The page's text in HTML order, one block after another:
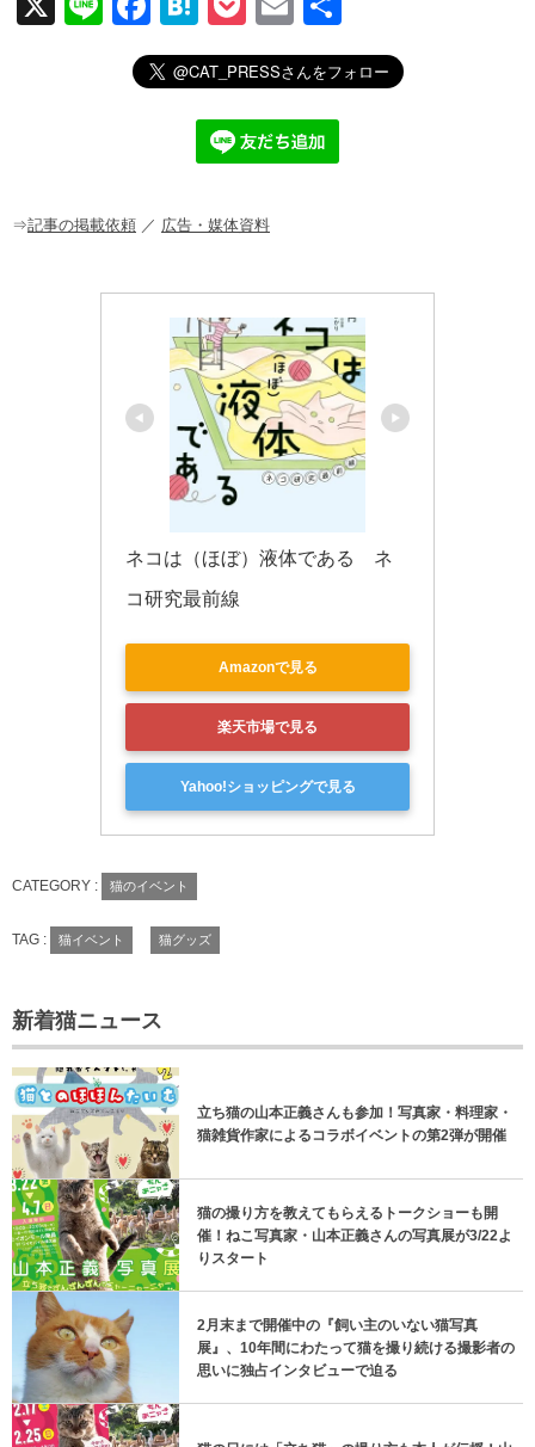
a
c
o
at
e
n
a
o
ck
et
m
ail
有
⇒記事の掲載依頼 ／ 広告・媒体資料
ネコは（ほぼ）液体である　ネ
コ研究最前線
Amazonで見る
楽天市場で見る
Yahoo!ショッピングで見る
CATEGORY : 猫のイベント
TAG : 猫イベント 猫グッズ
新着猫ニュース
立ち猫の山本正義さんも参加！写真家・料理家・
猫雑貨作家によるコラボイベントの第2弾が開催
猫の撮り方を教えてもらえるトークショーも開
催！ねこ写真家・山本正義さんの写真展が3/22よ
りスタート
2月末まで開催中の『飼い主のいない猫写真
展』、10年間にわたって猫を撮り続ける撮影者の
思いに独占インタビューで迫る